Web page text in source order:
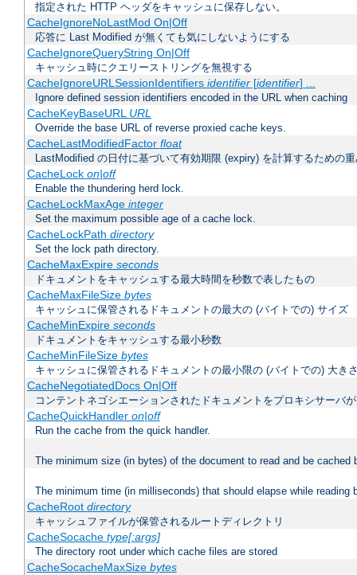
指定された HTTP ヘッダをキャッシュに保存しない。
CacheIgnoreNoLastMod On|Off
応答に Last Modified が無くても気にしないようにする
CacheIgnoreQueryString On|Off
キャッシュ時にクエリーストリングを無視する
CacheIgnoreURLSessionIdentifiers identifier[identifier] ...
Ignore defined session identifiers encoded in the URL when caching
CacheKeyBaseURL URL
Override the base URL of reverse proxied cache keys.
CacheLastModifiedFactor float
LastModified の日付に基づいて有効期限 (expiry) を計算するための
CacheLock on|off
Enable the thundering herd lock.
CacheLockMaxAge integer
Set the maximum possible age of a cache lock.
CacheLockPath directory
Set the lock path directory.
CacheMaxExpire seconds
ドキュメントをキャッシュする最大時間を秒数で表したもの
CacheMaxFileSize bytes
キャッシュに保管されるドキュメントの最大の (バイトでの) サイズ
CacheMinExpire seconds
ドキュメントをキャッシュする最小秒数
CacheMinFileSize bytes
キャッシュに保管されるドキュメントの最小限の (バイトでの) 大き
CacheNegotiatedDocs On|Off
コンテントネゴシエーションされたドキュメントをプロキシサーバ
CacheQuickHandler on|off
Run the cache from the quick handler.
The minimum size (in bytes) of the document to read and be cached
The minimum time (in milliseconds) that should elapse while reading
CacheRoot directory
キャッシュファイルが保管されるルートディレクトリ
CacheSocache type[:args]
The directory root under which cache files are stored
CacheSocacheMaxSize bytes